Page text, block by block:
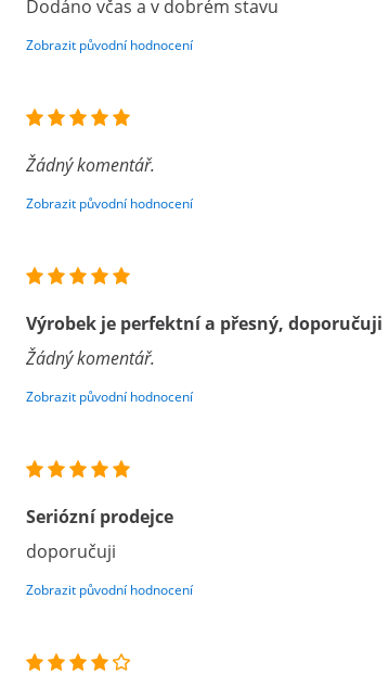
Dodáno včas a v dobrém stavu
Zobrazit původní hodnocení
Žádný komentář.
Zobrazit původní hodnocení
Výrobek je perfektní a přesný, doporučuji
Žádný komentář.
Zobrazit původní hodnocení
Seriózní prodejce
doporučuji
Zobrazit původní hodnocení